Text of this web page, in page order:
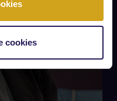
cookies